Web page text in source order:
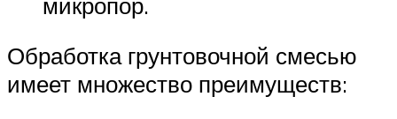
Обработка грунтовочной смесью
имеет множество преимуществ: